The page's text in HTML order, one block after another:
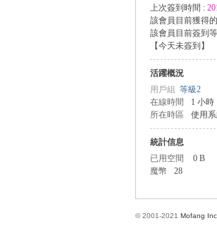
上次簽到時間 :
該會員目前獲得
該會員目前簽到
【今天未簽到 】
活躍概況
用戶組 等級2
在線時間
1 小時
所在時區
使用
統計信息
已用空間
0 B
魔幣
28
© 2001-2021 Mofang Inc.